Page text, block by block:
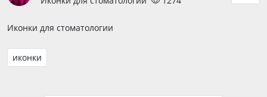
Иконки для стоматологии
иконки